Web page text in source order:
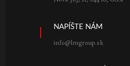
NAPÍŠTE NÁM
info@lmgroup.sk